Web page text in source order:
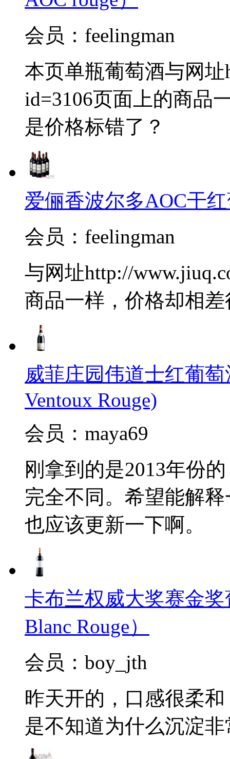
会员：feelingman
本页单瓶葡萄酒与网址
id=3106页面上的商品
是价格标错了？
爱俪香波尔多AOC干
会员：feelingman
与网址http://
商品一样，价格却相
威菲庄园伟道士红葡萄
Ventoux Rouge)
会员：maya69
刚拿到的是2013年份
完全不同。希望能解
也应该更新一下啊。
卡布兰权威大奖赛金奖
Blanc Rouge）
会员：boy_jth
昨天开的，口感很柔
是不知道为什么沉淀非